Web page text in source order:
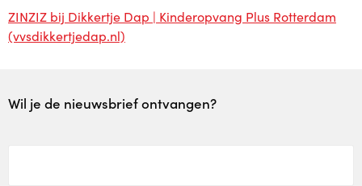
Plusopvang
ZINZIZ bij Dikkertje Dap | Kinderopvang Plus Rotterdam
(vvsdikkertjedap.nl)
Wil je de nieuwsbrief ontvangen?